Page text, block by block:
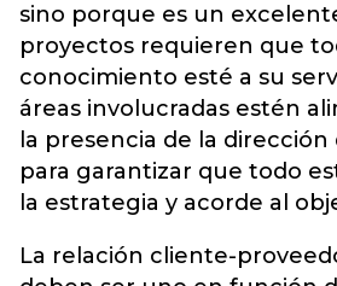
sino porque es un
proyectos requieren que
conocimiento esté a su
áreas involucradas estén
la presencia de la
para garantizar que todo
la estrategia y acorde al
La relación cliente-